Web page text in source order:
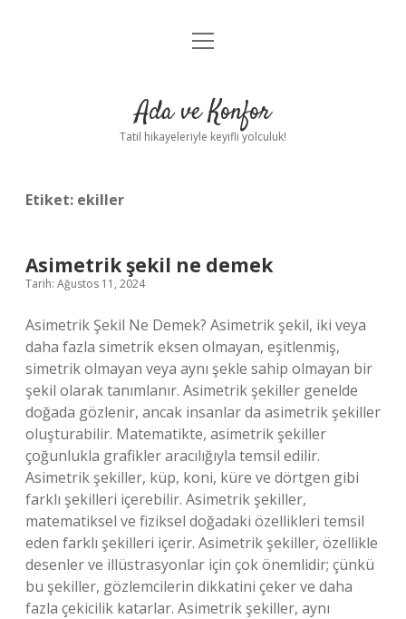
Anasayfa
Yasal Uyarı
menüyü
Ada ve Konfor
Tatil hikayeleriyle keyifli yolculuk!
Etiket: ekiller
Asimetrik şekil ne demek
Tarih: Ağustos 11, 2024
Asimetrik Şekil Ne Demek? Asimetrik şekil, iki veya
daha fazla simetrik eksen olmayan, eşitlenmiş,
simetrik olmayan veya aynı şekle sahip olmayan bir
şekil olarak tanımlanır. Asimetrik şekiller genelde
doğada gözlenir, ancak insanlar da asimetrik şekiller
oluşturabilir. Matematikte, asimetrik şekiller
çoğunlukla grafikler aracılığıyla temsil edilir.
Asimetrik şekiller, küp, koni, küre ve dörtgen gibi
farklı şekilleri içerebilir. Asimetrik şekiller,
matematiksel ve fiziksel doğadaki özellikleri temsil
eden farklı şekilleri içerir. Asimetrik şekiller, özellikle
desenler ve illüstrasyonlar için çok önemlidir; çünkü
bu şekiller, gözlemcilerin dikkatini çeker ve daha
fazla çekicilik katarlar. Asimetrik şekiller, aynı